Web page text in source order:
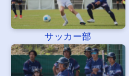
サッカー部